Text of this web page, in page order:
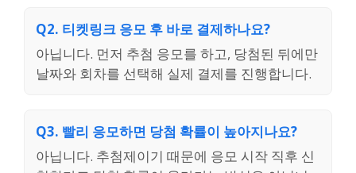
Q2. 티켓링크 응모 후 바로 결제하나요?
아닙니다. 먼저 추첨 응모를 하고, 당첨된 뒤에만
날짜와 회차를 선택해 실제 결제를 진행합니다.
Q3. 빨리 응모하면 당첨 확률이 높아지나요?
아닙니다. 추첨제이기 때문에 응모 시작 직후 신